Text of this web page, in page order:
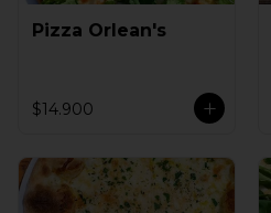
Pizza Orlean's
$14.900